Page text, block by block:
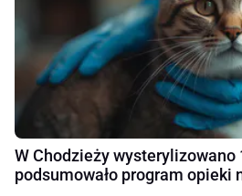
W Chodzieży wysterylizowano
podsumowało program opieki